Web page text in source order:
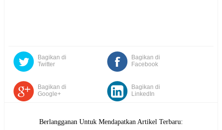
Bagikan di
Facebook
Bagikan di
Twitter
Bagikan di
Google+
Bagikan di
LinkedIn
Berlangganan Untuk Mendapatkan Artikel Terbaru: